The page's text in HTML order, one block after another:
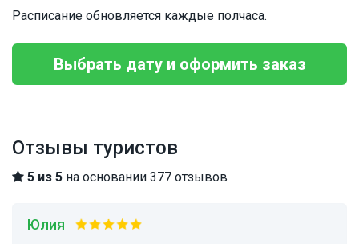
Расписание обновляется каждые полчаса.
Выбрать дату и оформить заказ
Отзывы туристов
5 из 5 на основании 377 отзывов
Юлия